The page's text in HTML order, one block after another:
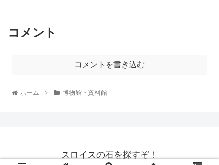
コメント
コメントを書き込む
ホーム 博物館・資料館
スロイスの石を探すぞ！